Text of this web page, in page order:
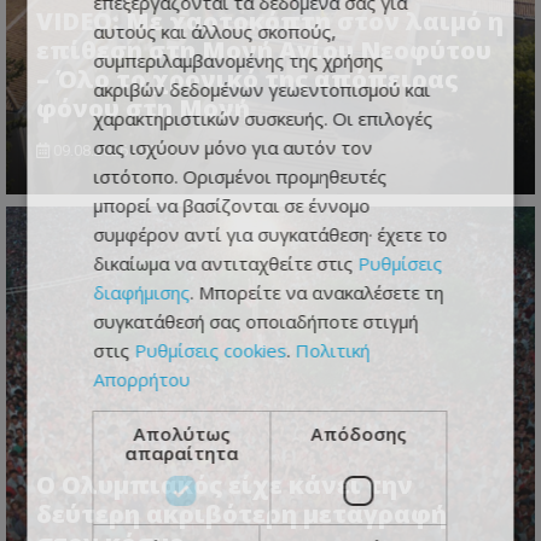
VIDEO: Με χαρτοκόπτη στον λαιμό η
επίθεση στη Μονή Αγίου Νεοφύτου
– Όλο το χρονικό της απόπειρας
φόνου στη Μονή
09.08.2026 - 09:34
Ο Ολυμπιακός είχε κάνει την
δεύτερη ακριβότερη μεταγραφή
αυτούς και άλλους σκοπούς,
συμπεριλαμβανομένης της χρήσης
ακριβών δεδομένων γεωεντοπισμού και
χαρακτηριστικών συσκευής. Οι επιλογές
σας ισχύουν μόνο για αυτόν τον
ιστότοπο. Ορισμένοι προμηθευτές
μπορεί να βασίζονται σε έννομο
συμφέρον αντί για συγκατάθεση· έχετε το
δικαίωμα να αντιταχθείτε στις Ρυθμίσεις
διαφήμισης. Μπορείτε να ανακαλέσετε τη
συγκατάθεσή σας οποιαδήποτε στιγμή
στις Ρυθμίσεις cookies. Πολιτική
Απορρήτου
Απολύτως
απαραίτητα
Απόδοσης